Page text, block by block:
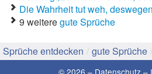
Mama-Sprüche
Motivationssprüche
Schöne Sprüche
Die Wahrheit tut weh,
9 weiteregute Sprüche
Sprüche entdecken / gute Sprüche /
© 2026 – Datenschutz –